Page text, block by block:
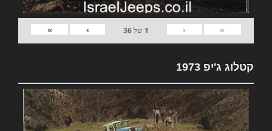
«
‹
1 של36
›
»
קטלוג ג'יפ 1973